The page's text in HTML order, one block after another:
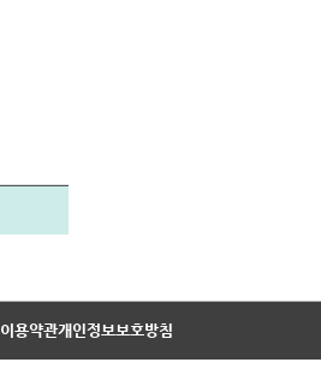
이용약관개인정보보호방침